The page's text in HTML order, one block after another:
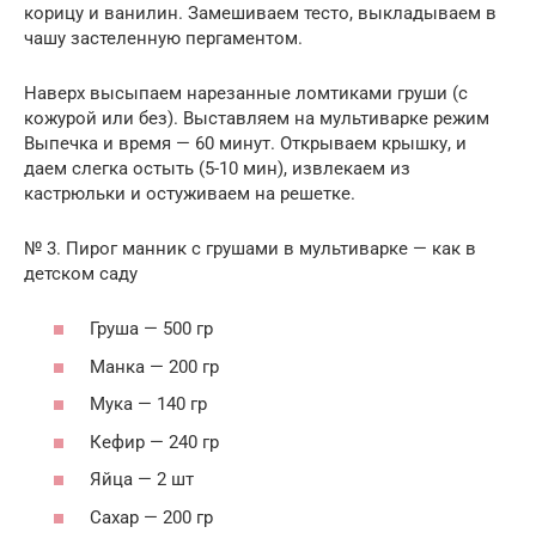
корицу и ванилин. Замешиваем тесто, выкладываем в
чашу застеленную пергаментом.
Наверх высыпаем нарезанные ломтиками груши (с
кожурой или без). Выставляем на мультиварке режим
Выпечка и время — 60 минут. Открываем крышку, и
даем слегка остыть (5-10 мин), извлекаем из
кастрюльки и остуживаем на решетке.
№ 3. Пирог манник с грушами в мультиварке — как в
детском саду
Груша — 500 гр
Манка — 200 гр
Мука — 140 гр
Кефир — 240 гр
Яйца — 2 шт
Сахар — 200 гр